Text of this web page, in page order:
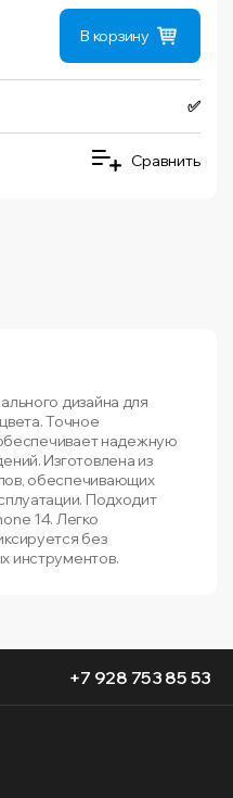
В корзину
✅
Сравнить
дизайна для
Точное
надежную
Изготовлена из
обеспечивающих
Подходит
14. Легко
без
инструментов.
+7 928 753 85 53